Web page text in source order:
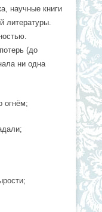
научные книги
литературы.
(до
ни одна
огнём;